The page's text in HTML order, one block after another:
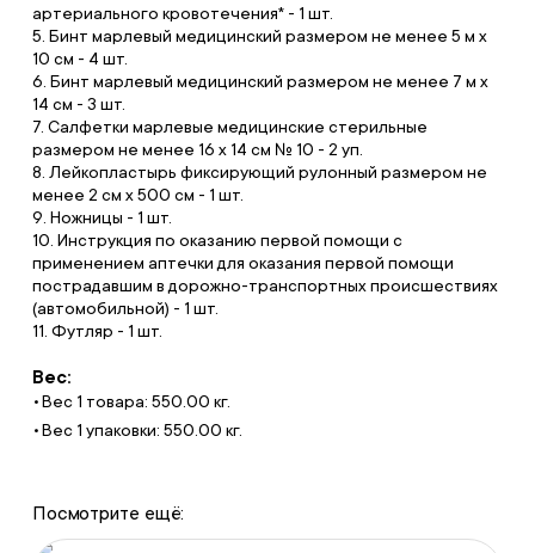
артериального кровотечения* - 1 шт.
5. Бинт марлевый медицинский размером не менее 5 м х
10 см - 4 шт.
6. Бинт марлевый медицинский размером не менее 7 м х
14 см - 3 шт.
7. Салфетки марлевые медицинские стерильные
размером не менее 16 х 14 см № 10 - 2 уп.
8. Лейкопластырь фиксирующий рулонный размером не
менее 2 см х 500 см - 1 шт.
9. Ножницы - 1 шт.
10. Инструкция по оказанию первой помощи с
применением аптечки для оказания первой помощи
пострадавшим в дорожно-транспортных происшествиях
(автомобильной) - 1 шт.
11. Футляр - 1 шт.
Вес:
Вес 1 товара: 550.00 кг.
Вес 1 упаковки: 550.00 кг.
Посмотрите ещё: